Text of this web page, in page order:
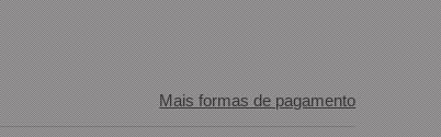
Mais formas de pagamento